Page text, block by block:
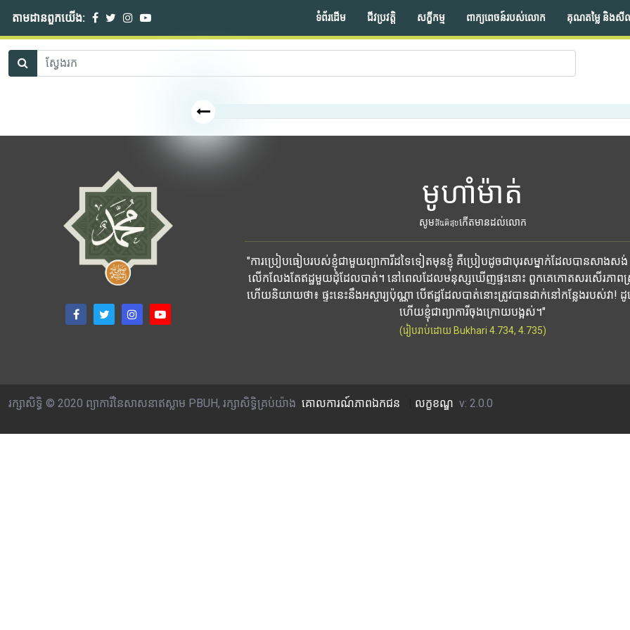
តាមដានពួកយើង: ទំព័រដើម ជីវប្រវត្តិ សក្ខីកម្ម ពាក្យពេចន៍របស់លោក គុណតម្លៃ និងសី
មូហាំម៉ាត់
សូមสันติสุขកើតមានដល់លោក
"ការប្រៀបធៀបរបស់ខ្ញុំជាមួយព្យាការីដទៃទៀតមុនខ្ញុំ គឺប្រៀបដូចជាបុរសម្នាក់ដែលបានសាងស
លើកលែងតែឥដ្ឋមួយដុំដែលបាត់។ នៅពេលដែលមនុស្សឃើញផ្ទះនោះ ពួកគេកោតសរសើរភាព
ហើយនិយាយថា៖ ផ្ទះនេះនឹងអស្ចារ្យប៉ុណ្ណា បើឥដ្ឋដែលបាត់នោះត្រូវបានដាក់នៅកន្លែងរបស់វា! ដូច្ន
ហើយខ្ញុំជាព្យាការីចុងក្រោយបង្អស់។"
(រៀបរាប់ដោយ Bukhari 4.734, 4.735)
រក្សាសិទ្ធិ © 2020 ព្យាការីនៃសាសនាឥស្លាម PBUH, រក្សាសិទ្ធិគ្រប់យ៉ាង គោលការណ៍​ភាព​ឯកជន លក្ខខណ្ឌ v: 2.0.0